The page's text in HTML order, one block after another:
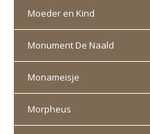
Moeder en Kind
Monument De Naald
Monameisje
Morpheus